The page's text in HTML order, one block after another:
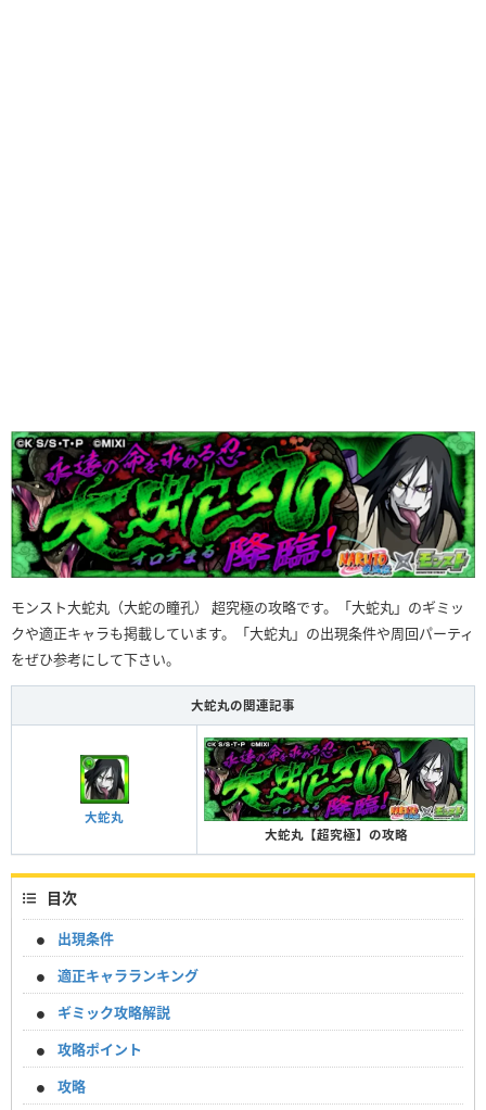
モンスト大蛇丸（大蛇の瞳孔） 超究極の攻略です。「大蛇丸」のギミッ
クや適正キャラも掲載しています。「大蛇丸」の出現条件や周回パーティ
をぜひ参考にして下さい。
大蛇丸の関連記事
大蛇丸
大蛇丸【超究極】の攻略
目次
出現条件
適正キャラランキング
ギミック攻略解説
攻略ポイント
攻略